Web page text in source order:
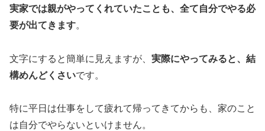
実家では親がやってくれていたことも、全て自分でやる必
要が出てきます。
文字にすると簡単に見えますが、 実際にやってみると、結
構めんどくさいです。
特に平日は仕事をして疲れて帰ってきてからも、家のこと
は自分でやらないといけません。